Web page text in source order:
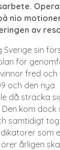
nio
av
Sverige sin
för
fred och
och den nya
då sträcka
kom
samtidigt
som
årligen